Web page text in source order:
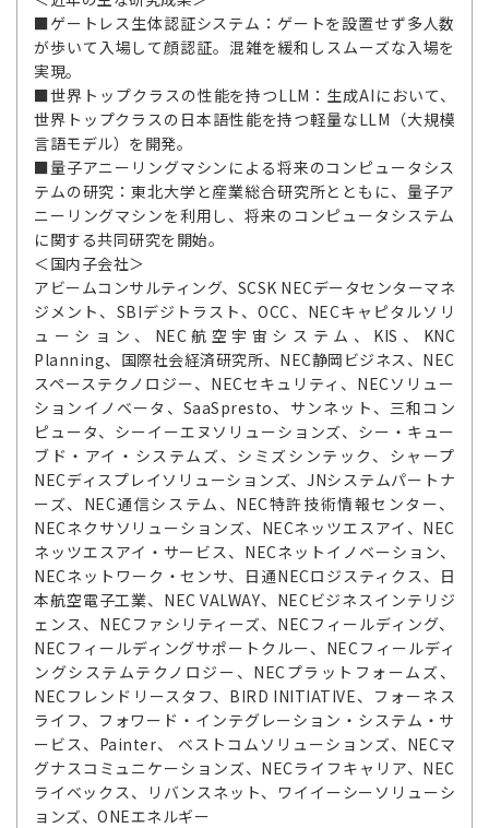
■ゲートレス生体認証システム：ゲートを設置せず多人数
が歩いて入場して顔認証。混雑を緩和しスムーズな入場を
実現。
■世界トップクラスの性能を持つLLM：生成AIにおいて、
世界トップクラスの日本語性能を持つ軽量なLLM（大規模
言語モデル）を開発。
■量子アニーリングマシンによる将来のコンピュータシス
テムの研究：東北大学と産業総合研究所とともに、量子ア
ニーリングマシンを利用し、将来のコンピュータシステム
に関する共同研究を開始。
＜国内子会社＞
アビームコンサルティング、SCSK NECデータセンターマネ
ジメント、SBIデジトラスト、OCC、NECキャピタルソリ
ューション、NEC航空宇宙システム、KIS、KNC
Planning、国際社会経済研究所、NEC静岡ビジネス、NEC
スペーステクノロジー、NECセキュリティ、NECソリュー
ションイノベータ、SaaSpresto、サンネット、三和コン
ピュータ、シーイーエヌソリューションズ、シー・キュー
ブド・アイ・システムズ、シミズシンテック、シャープ
NECディスプレイソリューションズ、JNシステムパートナ
ーズ、NEC通信システム、NEC特許技術情報センター、
NECネクサソリューションズ、NECネッツエスアイ、NEC
ネッツエスアイ・サービス、NECネットイノベーション、
NECネットワーク・センサ、日通NECロジスティクス、日
本航空電子工業、NEC VALWAY、NECビジネスインテリジ
ェンス、NECファシリティーズ、NECフィールディング、
NECフィールディングサポートクルー、NECフィールディ
ングシステムテクノロジー、NECプラットフォームズ、
NECフレンドリースタフ、BIRD INITIATIVE、フォーネス
ライフ、フォワード・インテグレーション・システム・サ
ービス、Painter、 ベストコムソリューションズ、NECマ
グナスコミュニケーションズ、NECライフキャリア、NEC
ライベックス、リバンスネット、ワイイーシーソリューシ
ョンズ、ONEエネルギー